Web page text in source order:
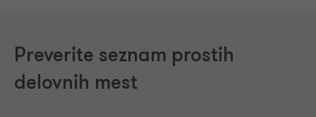
Preverite seznam prostih
delovnih mest